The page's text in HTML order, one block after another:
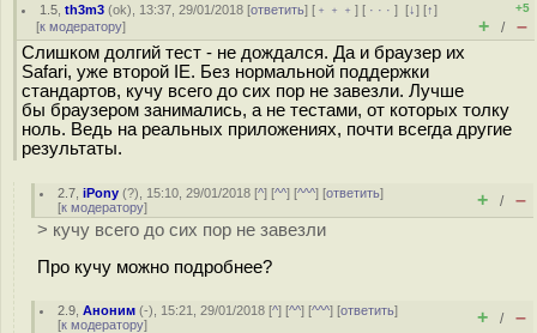
1.5 ,th3m3 (ok), 13:37, 29/01/2018 [ответить] [ ﹢﹢﹢] [ · · ·][↓] [↑]
[к модератору]
+5
+ / –
Слишком долгий тест - не дождался. Да и браузер их
Safari, уже второй IE. Без нормальной поддержки
стандартов, кучу всего до сих пор не завезли. Лучше
бы браузером занимались, а не тестами, от которых толку
ноль. Ведь на реальных приложениях, почти всегда другие
результаты.
2.7 ,iPony (?), 15:10, 29/01/2018 [^] [^^] [^^^] [ответить]
[к модератору] + / –
> кучу всего до сих пор не завезли
Про кучу можно подробнее?
2.9 ,Аноним (-), 15:21, 29/01/2018 [^] [^^] [^^^] [ответить]
[к модератору] + / –